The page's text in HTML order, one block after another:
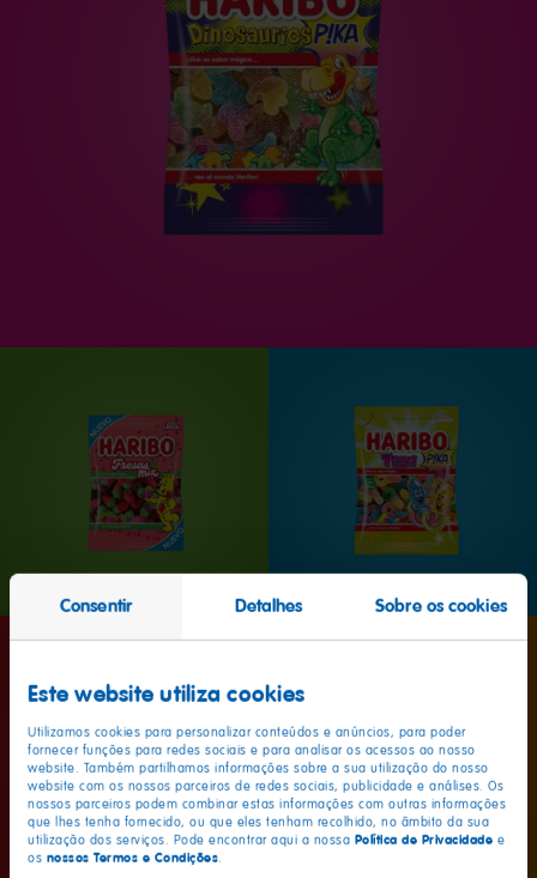
Consentir Detalhes Sobre os cookies
Este website utiliza cookies
Utilizamos cookies para personalizar conteúdos e anúncios, para poder
fornecer funções para redes sociais e para analisar os acessos ao nosso
website. Também partilhamos informações sobre a sua utilização do nosso
website com os nossos parceiros de redes sociais, publicidade e análises. Os
nossos parceiros podem combinar estas informações com outras informações
que lhes tenha fornecido, ou que eles tenham recolhido, no âmbito da sua
utilização dos serviços. Pode encontrar aqui a nossa Política de Privacidade e
os nossos Termos e Condições.